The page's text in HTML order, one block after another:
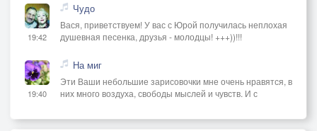
19:42
Чудо
Вася, приветствуем! У вас с Юрой получилась неплохая
душевная песенка, друзья - молодцы! +++))!!!
19:40
На миг
Эти Ваши небольшие зарисовочки мне очень нравятся, в
них много воздуха, свободы мыслей и чувств. И с